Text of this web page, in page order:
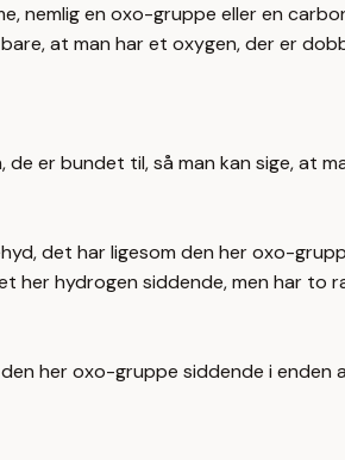
nemlig en oxo-gruppe eller en
at man har et oxygen, der er
er bundet til, så man kan sige, at
det har ligesom den her oxo-
her hydrogen siddende, men har to
her oxo-gruppe siddende i